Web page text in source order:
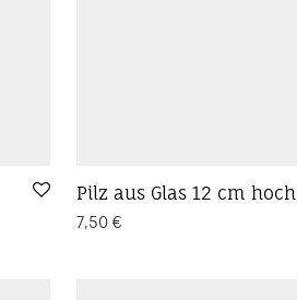
Pilz aus Glas 12 cm hoch
7,50€